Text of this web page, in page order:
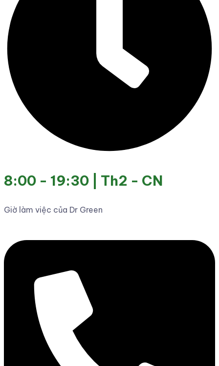
8:00 - 19:30 | Th2 - CN
Giờ làm việc của Dr Green